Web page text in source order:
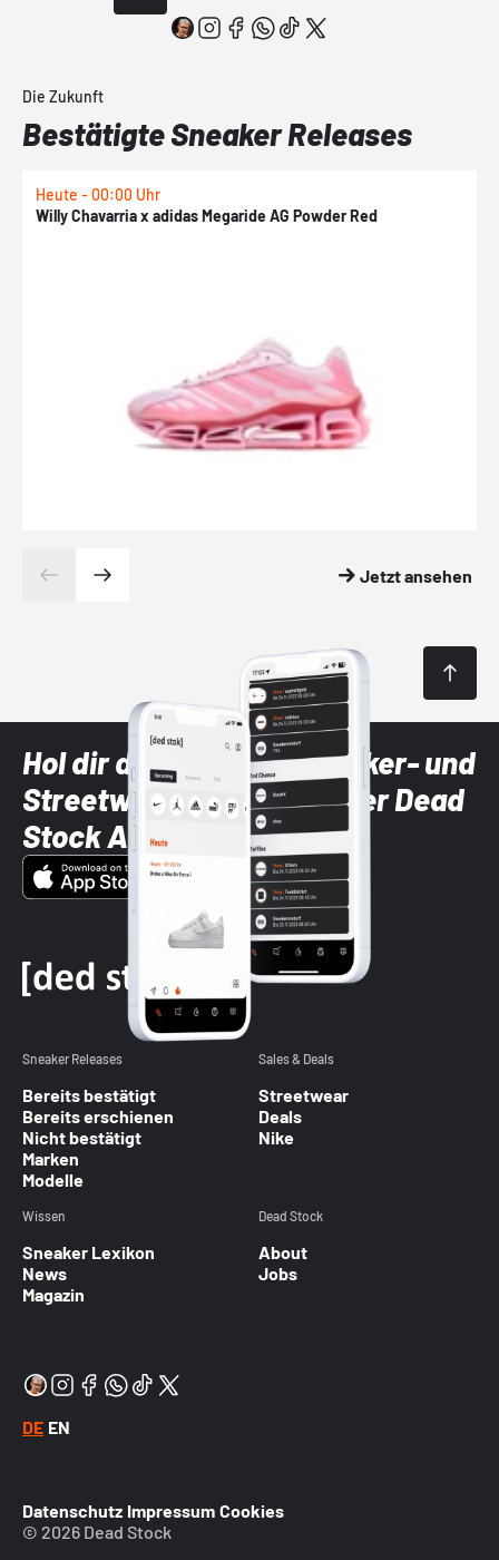
Die Zukunft
Bestätigte Sneaker Releases
Heute - 00:00 Uhr
Willy Chavarria x adidas Megaride AG Powder Red
Jetzt ansehen
Hol dir die neuesten Sneaker- und
Streetwear-Brands mit der Dead
Stock App
Sneaker Releases
Bereits bestätigt
Bereits erschienen
Nicht bestätigt
Marken
Modelle
Sales & Deals
Streetwear
Deals
Nike
Wissen
Sneaker Lexikon
News
Magazin
Dead Stock
About
Jobs
DE EN
Datenschutz Impressum Cookies
© 2026 Dead Stock